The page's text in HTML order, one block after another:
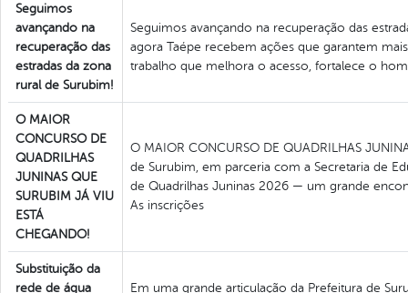
Seguimos
avançando na
recuperação das
estradas da zona
rural de Surubim!
Seguimos avançando na recuperação das
agora Taépe recebem ações que garantem
trabalho que melhora o acesso, fortalece o
O MAIOR
CONCURSO DE
QUADRILHAS
JUNINAS QUE
SURUBIM JÁ VIU
ESTÁ
CHEGANDO!
O MAIOR CONCURSO DE QUADRILHAS
de Surubim, em parceria com a Secretaria de
de Quadrilhas Juninas 2026 — um grande
As inscrições
Substituição da
rede de água
Em uma grande articulação da Prefeitura de